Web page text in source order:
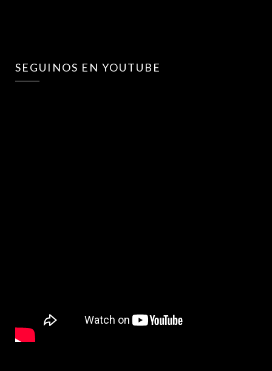
SEGUINOS EN YOUTUBE